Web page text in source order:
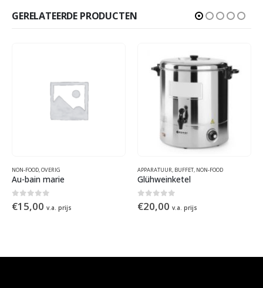
GERELATEERDE PRODUCTEN
APPARATUUR,BUFFET
Glühweinketel
0out of 5
€20,00 v.a. prijs
APPARATUUR, NON-FOOD
Kleine vriezer
0out of 5
€20,00 v.a. prijs